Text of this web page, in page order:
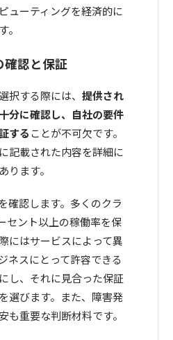
ューティングを経済的に
。
確認と保証
択する際には、提供され
分に確認し、自社の要件
することが不可欠です。
記載された内容を詳細に
ります。
確認します。多くのクラ
セント以上の稼働率を保
にはサービスによって異
ネスにとって許容できる
し、それに見合った保証
選びます。また、障害発
も重要な判断材料です。